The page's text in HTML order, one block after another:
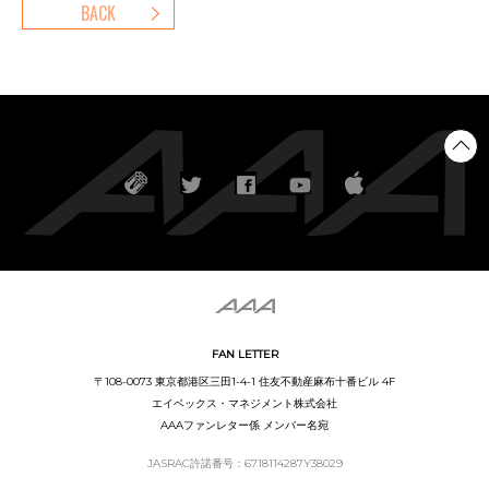
BACK
FAN LETTER
〒108-0073 東京都港区三田1-4-1 住友不動産麻布十番ビル 4F
エイベックス・マネジメント株式会社
AAAファンレター係 メンバー名宛
JASRAC許諾番号：6718114287Y38029